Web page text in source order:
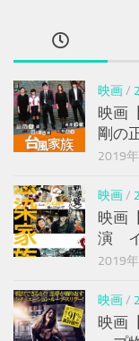
映画/
映画
剛の
2019
映画/
映画
演 イ
2019
映画/
映画